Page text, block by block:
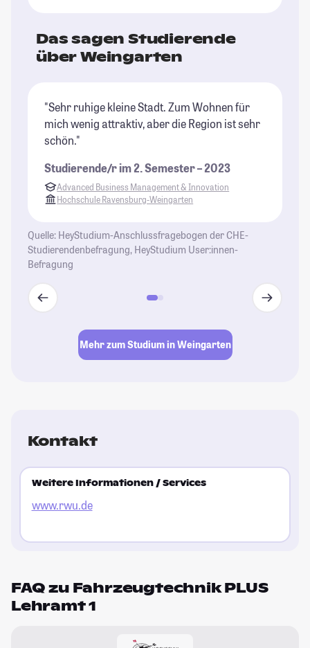
Das sagen Studierende
über Weingarten
"Sehr ruhige kleine Stadt. Zum Wohnen für
mich wenig attraktiv, aber die Region ist sehr
schön."
Studierende/r im 2. Semester – 2023
Advanced Business Management & Innovation
Hochschule Ravensburg-Weingarten
Quelle: HeyStudium-Anschlussfragebogen der CHE-
Studierendenbefragung, HeyStudium User:innen-
Befragung
Mehr zum Studium in Weingarten
Kontakt
Weitere Informationen / Services
www.rwu.de
FAQ zu Fahrzeugtechnik PLUS
Lehramt 1